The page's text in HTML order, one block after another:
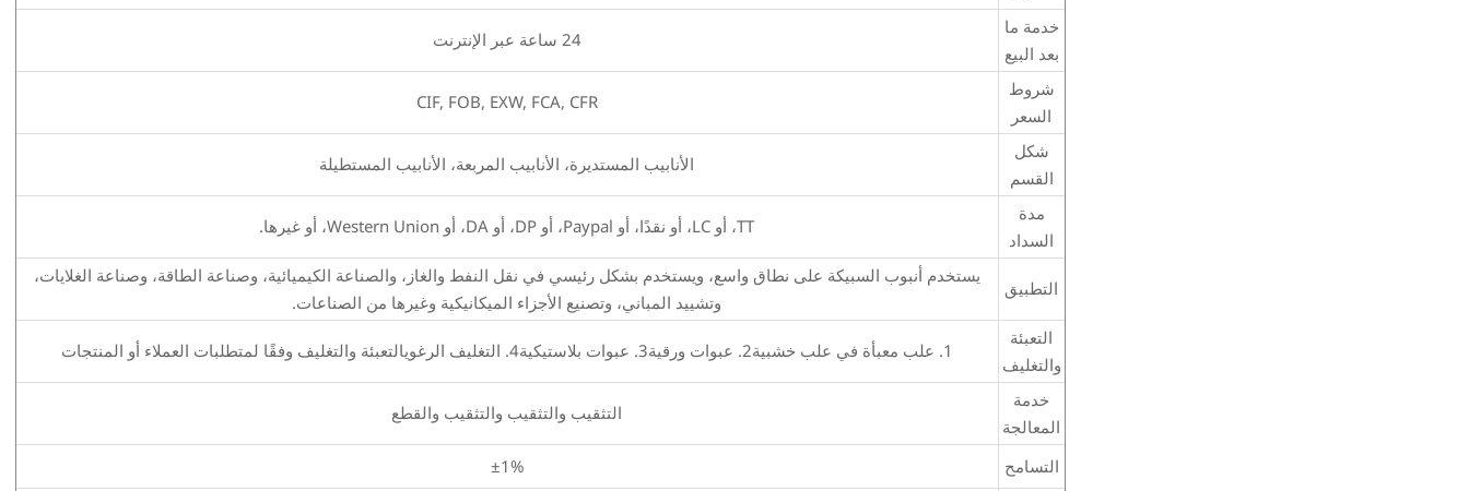
خدمة ما
بعد البيع
24 ساعة عبر الإنترنت
شروط
السعر
CIF, FOB, EXW, FCA, CFR
شكل
القسم
الأنابيب المستديرة، الأنابيب المربعة، الأنابيب المستطيلة
مدة
السداد
TT، أو LC، أو نقدًا، أو Paypal، أو DP، أو DA، أو Western Union، أو غيرها.
التطبيق
يستخدم أنبوب السبيكة على نطاق واسع، ويستخدم بشكل رئيسي في نقل النفط والغاز، والصناعة الكيميائية، وصناعة الطاقة، وصناعة الغلايات،
وتشييد المباني، وتصنيع الأجزاء الميكانيكية وغيرها من الصناعات.
التعبئة
والتغليف
1. علب معبأة في علب خشبية2. عبوات ورقية3. عبوات بلاستيكية4. التغليف الرغويالتعبئة والتغليف وفقًا لمتطلبات العملاء أو المنتجات
خدمة
المعالجة
التثقيب والتثقيب والتثقيب والقطع
التسامح
±1%